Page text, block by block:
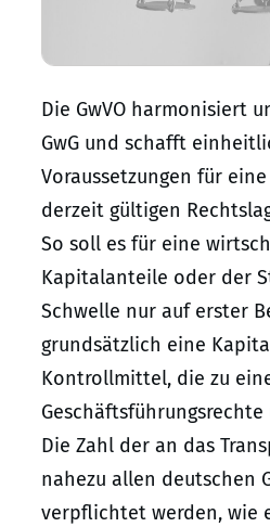
Die GwVO harmonisiert
GwG und schafft
Voraussetzungen für
derzeit gültigen
So soll es für eine
Kapitalanteile oder der
Schwelle nur auf erster
grundsätzlich eine
Kontrollmittel, die zu
Die Zahl der an das
nahezu allen deutschen
verpflichtet werden, wie